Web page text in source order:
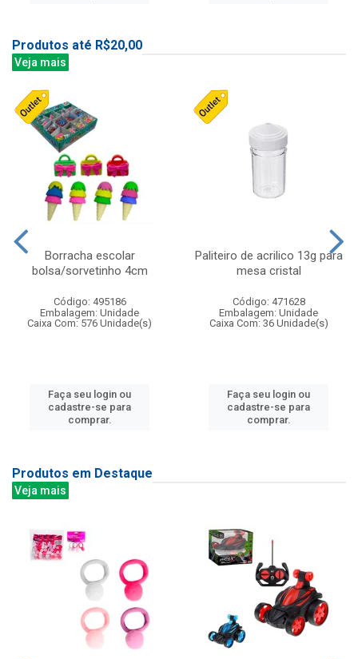
Produtos até R$20,00
Veja mais
Borracha escolar
bolsa/sorvetinho 4cm
Código: 495186
Embalagem: Unidade
Caixa Com: 576 Unidade(s)
Faça seu login ou
cadastre-se para
comprar.
Paliteiro de acrilico 13g para
mesa cristal
Código: 471628
Embalagem: Unidade
Caixa Com: 36 Unidade(s)
Faça seu login ou
cadastre-se para
comprar.
Produtos em Destaque
Veja mais